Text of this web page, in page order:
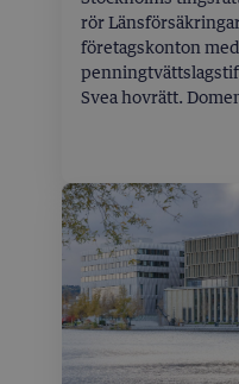
rör
företagskonton
Svea hovrätt.
Scandinavian
SwecomedPharma
Länsförsäkringar
reagerade banken
transaktioner,
från USA och en
Saudiarabien till
Swecomed.